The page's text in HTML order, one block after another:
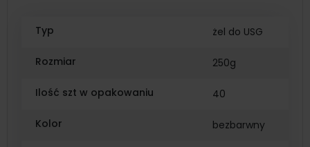
Typ żel do USG
Rozmiar 250g
Ilość szt w opakowaniu 40
Kolor bezbarwny